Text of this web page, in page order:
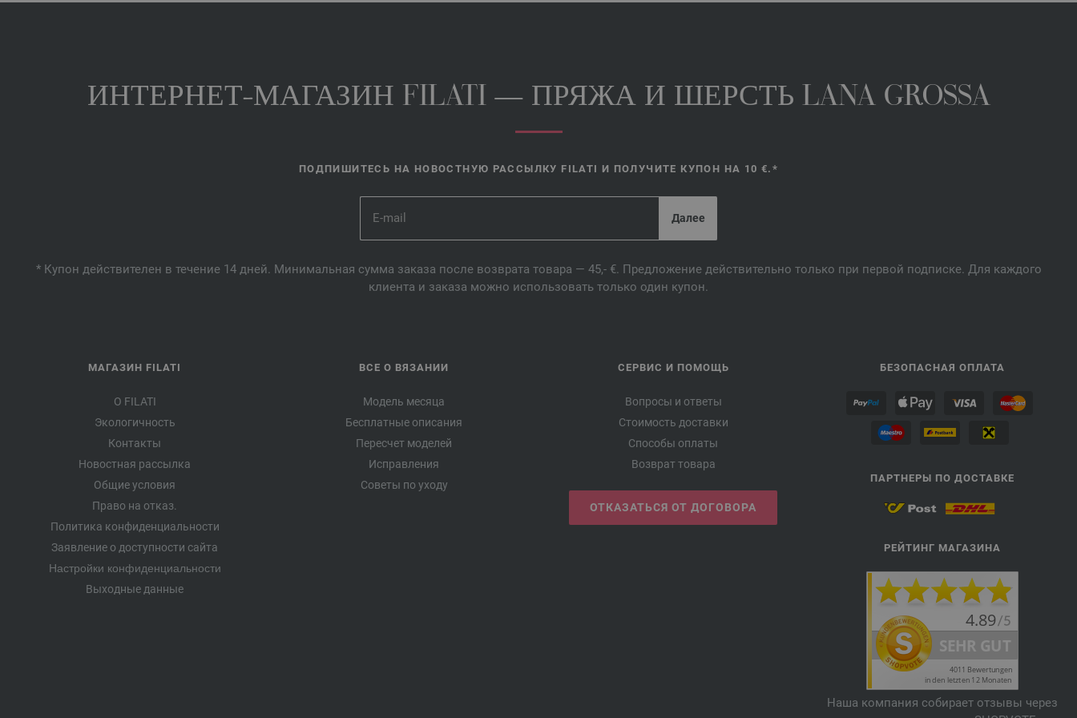
ИНТЕРНЕТ-МАГАЗИН FILATI — ПРЯЖА И ШЕРСТЬ LANA GROSSA
ПОДПИШИТЕСЬ НА НОВОСТНУЮ РАССЫЛКУ FILATI И ПОЛУЧИТЕ КУПОН НА 10 €.*
* Купон действителен в течение 14 дней. Минимальная сумма заказа после возврата товара — 45,- €. Предложение действительно только при первой подписке. Для каждого
клиента и заказа можно использовать только один купон.
МАГАЗИН FILATI
О FILATI
Экологичность
Контакты
Новостная рассылка
Общие условия
Право на отказ.
Политика конфиденциальности
Заявление о доступности сайта
Настройки конфиденциальности
Выходные данные
ВСЕ О ВЯЗАНИИ
Модель месяца
Бесплатные описания
Пересчет моделей
Исправления
Советы по уходу
СЕРВИС И ПОМОЩЬ
Вопросы и ответы
Стоимость доставки
Способы оплаты
Возврат товара
ОТКАЗАТЬСЯ ОТ ДОГОВОРА
БЕЗОПАСНАЯ ОПЛАТА
ПАРТНЕРЫ ПО ДОСТАВКЕ
РЕЙТИНГ МАГАЗИНА
Наша компания собирает отзывы через